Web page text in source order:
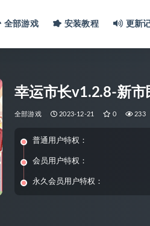
全部游戏 安装教程 更新
幸运市长v1.2.8-新市
全部游戏 2023-12-21 0 233
普通用户特权：
会员用户特权：
永久会员用户特权：